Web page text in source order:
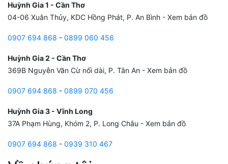
Huỳnh Gia 1 - Cần Thơ
04-06 Xuân Thủy, KDC Hồng Phát, P. An Bình - Xem bản đồ
0907 694 868 - 0899 060 456
Huỳnh Gia 2 - Cần Thơ
369B Nguyễn Văn Cừ nối dài, P. Tân An - Xem bản đồ
0907 694 868 - 0899 070 456
Huỳnh Gia 3 - Vĩnh Long
37A Phạm Hùng, Khóm 2, P. Long Châu - Xem bản đồ
0907 694 868 - 0939 310 467